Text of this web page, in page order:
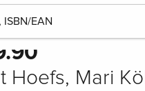
Hoefs, Mari